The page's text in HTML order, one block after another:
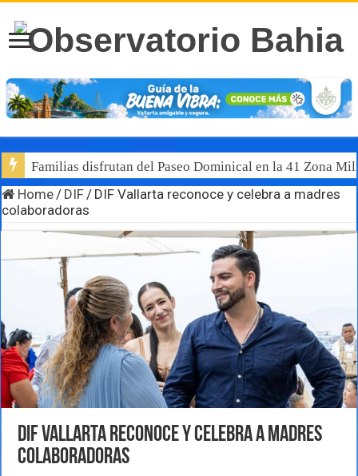
Familias disfrutan del Paseo Dominical en la 41 Zona
Home / DIF / DIF Vallarta reconoce y celebra a madres
colaboradoras
DIF Vallarta reconoce y celebra a madres
colaboradoras